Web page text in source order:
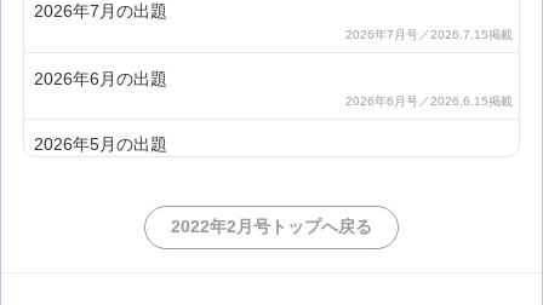
2026年7月の出題
2026年6月の出題
2026年5月の出題
2026年4月の出題
2022年2月号トップへ戻る